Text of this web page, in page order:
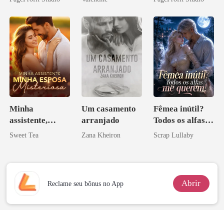
Verdadeira
Companheira
esposa
Minha
assistente,
minha esposa
Sweet Tea
Um casamento
arranjado
Zana Kheiron
Fêmea inútil?
Todos os alfas
me querem!
Scrap Lullaby
Reclame seu bônus no App Abrir